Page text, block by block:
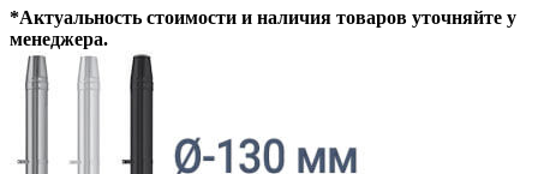
*Актуальность стоимости и наличия товаров уточняйте у
менеджера.